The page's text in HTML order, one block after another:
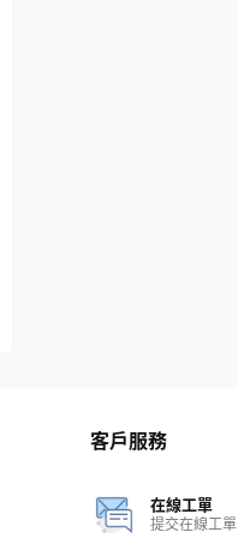
客戶服務
在線工單
提交在線工單